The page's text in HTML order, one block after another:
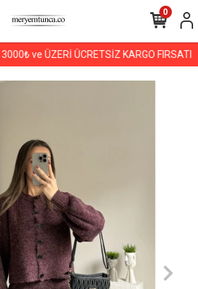
3000₺ ve ÜZERİ ÜCRETSİZ KARGO FIRSATI
0